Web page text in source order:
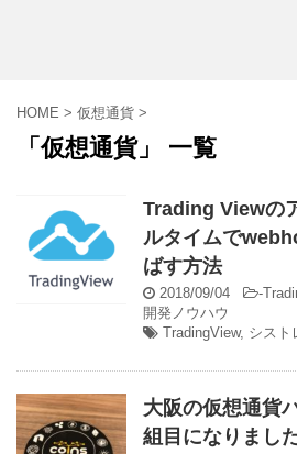
HOME > 仮想通貨 >
「仮想通貨」 一覧
Trading Viewの
ルタイムで
ばす方法
2018/09/04 -
開発ノウハウ
TradingView, シスト
大阪の仮想通貨
組目になりまし